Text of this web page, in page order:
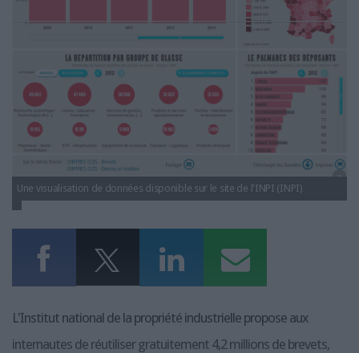
L'ANNUAIRE DES ACTEURS
LES SUPPLÉMENTS
NOS OFFRES D'ABONNEMENTS
Une visualisation de données disponible sur le site de l'INPI (INPI)
L'Institut national de la propriété industrielle propose aux
internautes de réutiliser gratuitement 4,2 millions de brevets,